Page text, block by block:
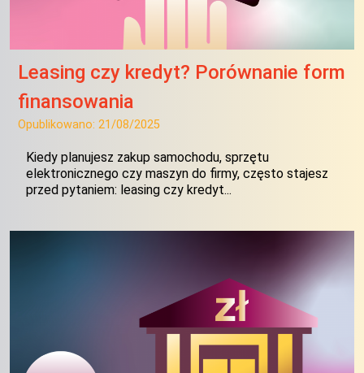
Leasing czy kredyt? Porównanie form
finansowania
Opublikowano: 21/08/2025
Kiedy planujesz zakup samochodu, sprzętu
elektronicznego czy maszyn do firmy, często stajesz
przed pytaniem: leasing czy kredyt...